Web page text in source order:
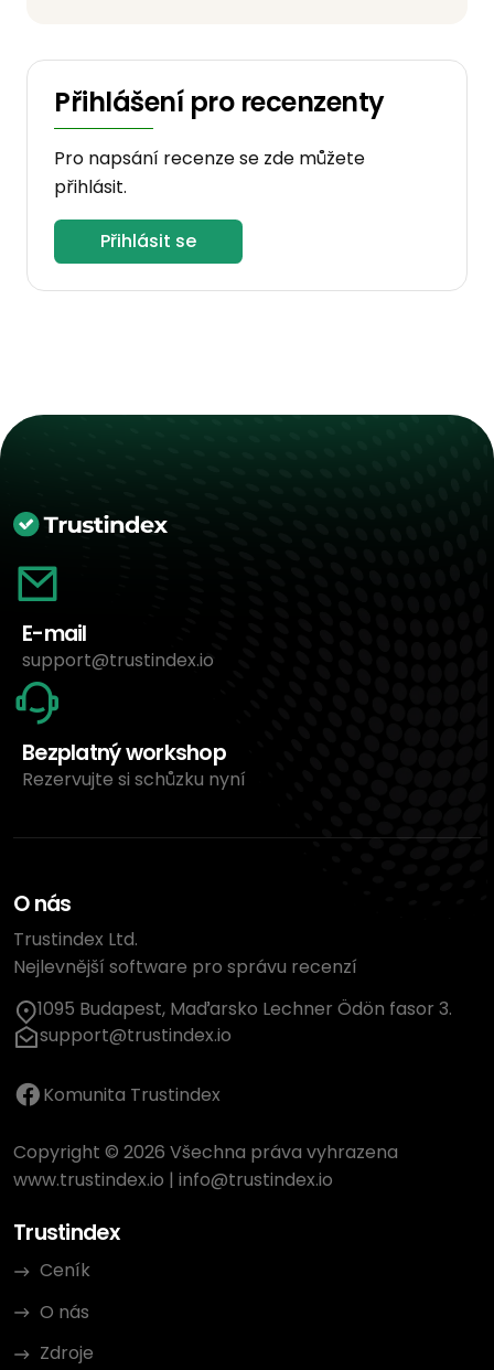
Přihlášení pro recenzenty
Pro napsání recenze se zde můžete
přihlásit.
Přihlásit se
E-mail
support@trustindex.io
Bezplatný workshop
Rezervujte si schůzku nyní
O nás
Trustindex Ltd.
Nejlevnější software pro správu recenzí
1095 Budapest, Maďarsko Lechner Ödön fasor 3.
support@trustindex.io
Komunita Trustindex
Copyright © 2026 Všechna práva vyhrazena
www.trustindex.io | info@trustindex.io
Trustindex
Ceník
O nás
Zdroje